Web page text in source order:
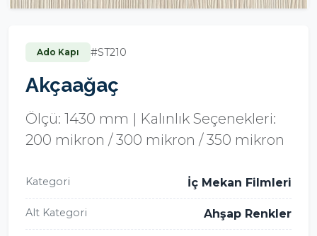
Ado Kapı #ST210
Akçaağaç
Ölçü: 1430 mm | Kalınlık Seçenekleri:
200 mikron / 300 mikron / 350 mikron
Kategori İç Mekan Filmleri
Alt Kategori Ahşap Renkler